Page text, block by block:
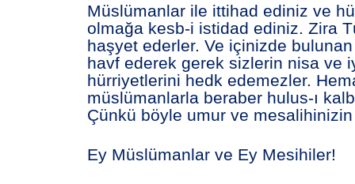
Müslümanlar ile ittihad ediniz ve
olmağa kesb-i istidad ediniz. Zira
haşyet ederler. Ve içinizde
havf ederek gerek sizlerin nisa ve
hürriyetlerini hedk edemezler.
müslümanlarla beraber hulus-ı
Çünkü böyle umur ve
Ey Müslümanlar ve Ey Mesihiler!